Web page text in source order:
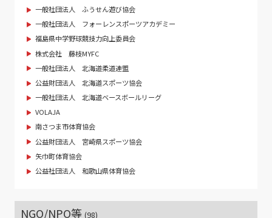
一般社団法人 ふうせん遊び協会
一般社団法人 フォーレンスポーツアカデミー
福島県中学野球競技力向上委員会
株式会社 藤枝MYFC
一般社団法人 北海道柔道連盟
公益財団法人 北海道スポーツ協会
一般社団法人 北海道ベースボールリーグ
VOLAJA
南さつま市体育協会
公益財団法人 宮崎県スポーツ協会
矢巾町体育協会
公益社団法人 和歌山県体育協会
NGO/NPO等 (98)